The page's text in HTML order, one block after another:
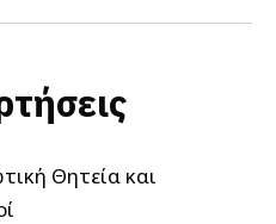
Θητεία και